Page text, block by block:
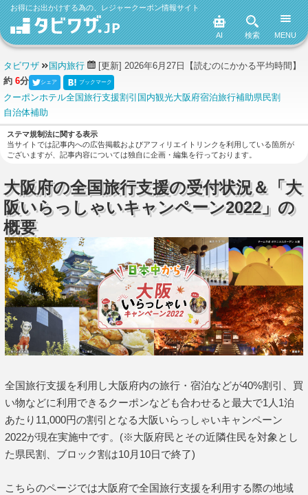
お得にお出かけする為の、レジャークーポン情報サイト
AI 検索 MENU
タビワザ 国内旅行 [更新] 2026年6月27日
【読むのにかかる平均時間】
約 6分 シェア ブックマーク
クーポンホテル全国旅行支援割引 国内観光大阪府宿泊旅行補助県民割
自治体補助
ステマ規制法に関する表示
当サイトでは記事内への広告掲載およびアフィリエイトリンクを利用している箇所が
ございますが、記事内容については独自に企画・編集を行っております。
大阪府の全国旅行支援の受付状況＆「大
阪いらっしゃいキャンペーン2022」の
概要
全国旅行支援を利用し大阪府内の旅行・宿泊などが40%割引、買
い物などに利用できるクーポンなども合わせると最大で1人1泊
あたり11,000円の割引となる大阪いらっしゃいキャンペーン
2022が現在実施中です。(※大阪府民とその近隣住民を対象とし
た県民割、ブロック割は10月10日で終了)
こちらのページでは大阪府で全国旅行支援を利用する際の地域